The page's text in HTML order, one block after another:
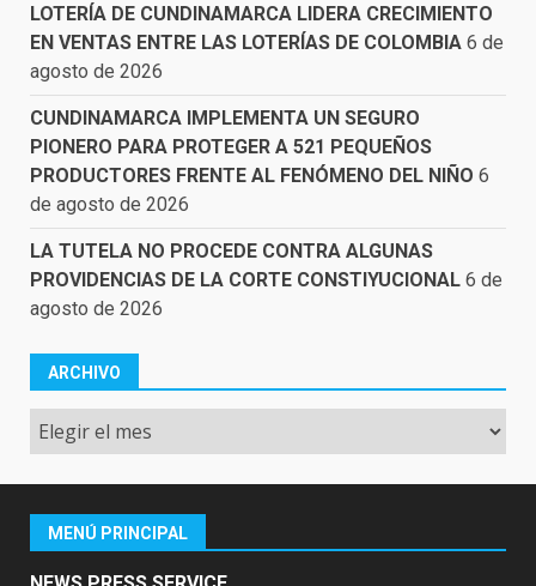
LOTERÍA DE CUNDINAMARCA LIDERA CRECIMIENTO
EN VENTAS ENTRE LAS LOTERÍAS DE COLOMBIA 6 de
agosto de 2026
CUNDINAMARCA IMPLEMENTA UN SEGURO
PIONERO PARA PROTEGER A 521 PEQUEÑOS
PRODUCTORES FRENTE AL FENÓMENO DEL NIÑO 6
de agosto de 2026
LA TUTELA NO PROCEDE CONTRA ALGUNAS
PROVIDENCIAS DE LA CORTE CONSTIYUCIONAL 6 de
agosto de 2026
ARCHIVO
Archivo
MENÚ PRINCIPAL